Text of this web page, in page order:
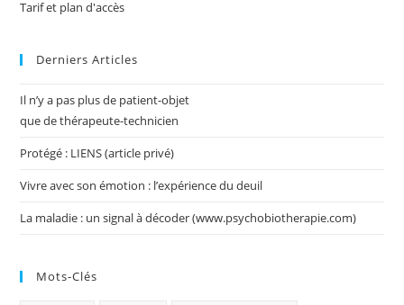
Tarif et plan d'accès
Derniers Articles
Il n’y a pas plus de patient-objet
que de thérapeute-technicien
Protégé : LIENS (article privé)
Vivre avec son émotion : l’expérience du deuil
La maladie : un signal à décoder (www.psychobiotherapie.com)
Mots-Clés